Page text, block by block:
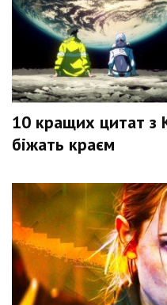
10 кращих цитат з
біжать краєм